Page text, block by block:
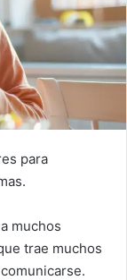
para
muchos
trae muchos